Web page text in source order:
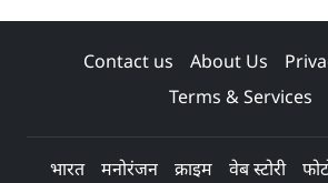
Contact us About Us
Terms & Services
भारत मनोरंजन क्राइम वेब स्टोरी